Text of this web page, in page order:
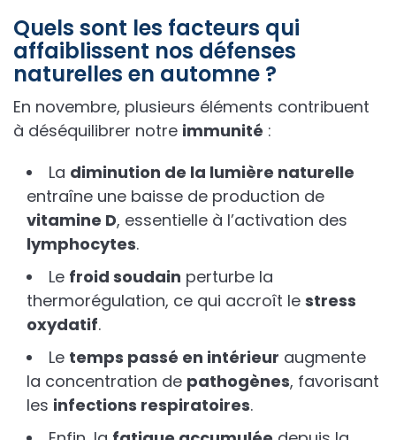
Quels sont les facteurs qui
affaiblissent nos défenses
naturelles en automne ?
En novembre, plusieurs éléments contribuent
à déséquilibrer notre immunité :
La diminution de la lumière naturelle
entraîne une baisse de production de
vitamine D, essentielle à l’activation des
lymphocytes.
Le froid soudain perturbe la
thermorégulation, ce qui accroît le stress
oxydatif.
Le temps passé en intérieur augmente
la concentration de pathogènes, favorisant
les infections respiratoires.